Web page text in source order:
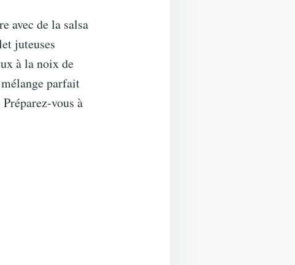
avec de la salsa
juteuses
à la noix de
mélange parfait
vous à